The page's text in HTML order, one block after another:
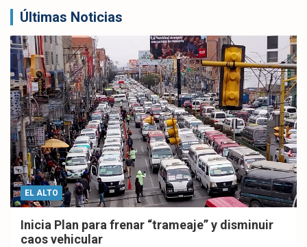
Últimas Noticias
EL ALTO
Inicia Plan para frenar “trameaje” y disminuir
caos vehicular